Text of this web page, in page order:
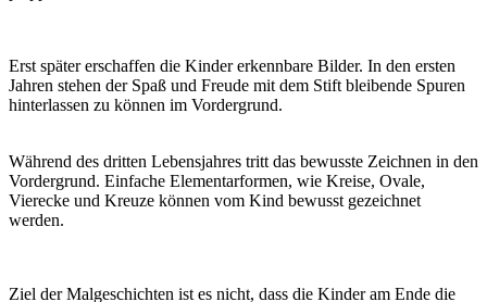
Erst später erschaffen die Kinder erkennbare Bilder. In den ersten
Jahren stehen der Spaß und Freude mit dem Stift bleibende Spuren
hinterlassen zu können im Vordergrund.
Während des dritten Lebensjahres tritt das bewusste Zeichnen in den
Vordergrund. Einfache Elementarformen, wie Kreise, Ovale,
Vierecke und Kreuze können vom Kind bewusst gezeichnet
werden.
Ziel der Malgeschichten ist es nicht, dass die Kinder am Ende die